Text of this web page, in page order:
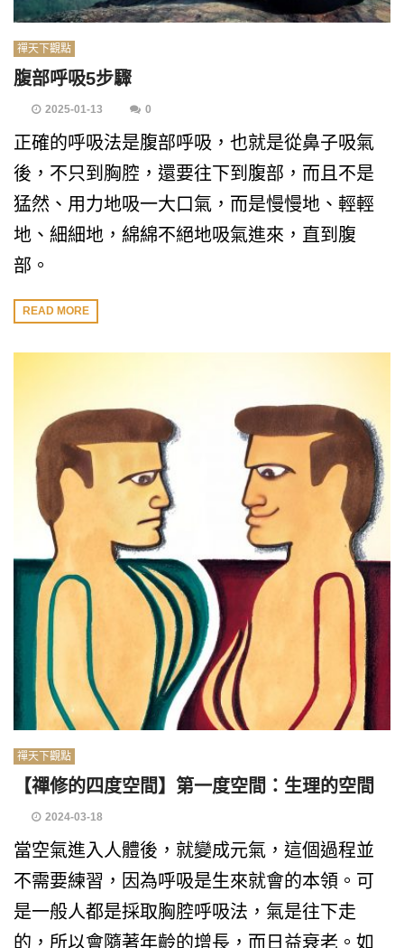
禪天下觀點
腹部呼吸5步驟
2025-01-13 0
正確的呼吸法是腹部呼吸，也就是從鼻子吸氣
後，不只到胸腔，還要往下到腹部，而且不是
猛然、用力地吸一大口氣，而是慢慢地、輕輕
地、細細地，綿綿不絕地吸氣進來，直到腹
部。
READ MORE
禪天下觀點
【禪修的四度空間】第一度空間：生理的空間
2024-03-18
當空氣進入人體後，就變成元氣，這個過程並
不需要練習，因為呼吸是生來就會的本領。可
是一般人都是採取胸腔呼吸法，氣是往下走
的，所以會隨著年齡的增長，而日益衰老。如